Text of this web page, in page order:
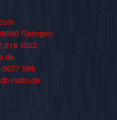
Ratingen
216 3022
3077 596
radio.de